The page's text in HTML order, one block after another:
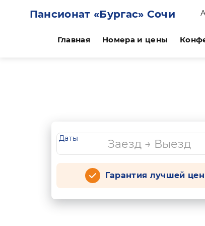
Пансионат «Бургас» Сочи
Главная Номера и цены
Даты
Гарантия лучшей